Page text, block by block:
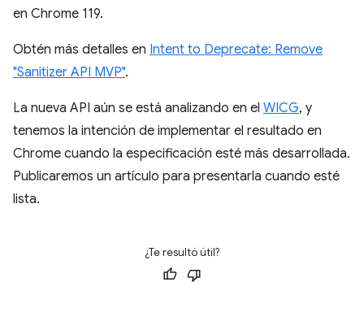
en Chrome 119.
Obtén más detalles en Intent to Deprecate: Remove
"Sanitizer API MVP".
La nueva API aún se está analizando en el WICG, y
tenemos la intención de implementar el resultado en
Chrome cuando la especificación esté más desarrollada.
Publicaremos un artículo para presentarla cuando esté
lista.
¿Te resultó útil?